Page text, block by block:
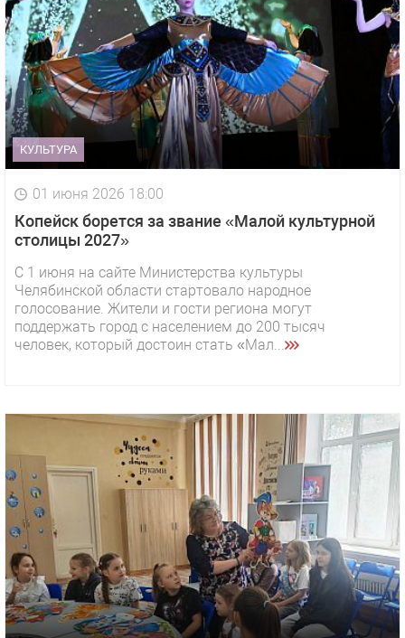
КУЛЬТУРА
01 июня 2026 18:00
Копейск борется за звание «Малой культурной
столицы 2027»
С 1 июня на сайте Министерства культуры
Челябинской области стартовало народное
голосование. Жители и гости региона могут
поддержать город с населением до 200 тысяч
человек, который достоин стать «Мал...